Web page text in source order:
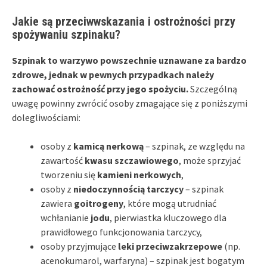
Jakie są przeciwwskazania i ostrożności przy
spożywaniu szpinaku?
Szpinak to warzywo powszechnie uznawane za bardzo
zdrowe, jednak w pewnych przypadkach należy
zachować ostrożność przy jego spożyciu.Szczególną
uwagę powinny zwrócić osoby zmagające się z poniższymi
dolegliwościami:
osoby z kamicą nerkową– szpinak, ze względu na
zawartość kwasu szczawiowego, może sprzyjać
tworzeniu się kamieni nerkowych,
osoby z niedoczynnością tarczycy– szpinak
zawiera goitrogeny, które mogą utrudniać
wchłanianie jodu, pierwiastka kluczowego dla
prawidłowego funkcjonowania tarczycy,
osoby przyjmujące leki przeciwzakrzepowe (np.
acenokumarol, warfaryna) – szpinak jest bogatym